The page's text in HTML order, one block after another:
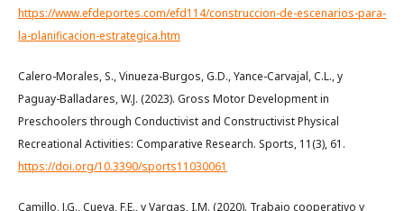
https://www.efdeportes.com/efd114/construccion-de-escenarios-para-
la-planificacion-estrategica.htm
Calero-Morales, S., Vinueza-Burgos, G.D., Yance-Carvajal, C.L., y
Paguay-Balladares, W.J. (2023). Gross Motor Development in
Preschoolers through Conductivist and Constructivist Physical
Recreational Activities: Comparative Research. Sports, 11(3), 61.
https://doi.org/10.3390/sports11030061
Camillo, J.G., Cueva, F.E., y Vargas, I.M. (2020). Trabajo cooperativo y